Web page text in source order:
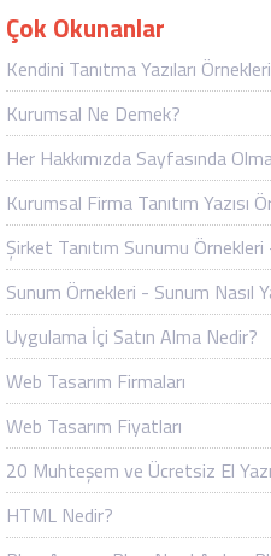
Çok Okunanlar
Kendini Tanıtma Yazıları Örnekleri
Kurumsal Ne Demek?
Her Hakkımızda Sayfasında
Kurumsal Firma Tanıtım Yazısı
Şirket Tanıtım Sunumu
Sunum Örnekleri - Sunum Nasıl
Uygulama İçi Satın Alma Nedir?
Web Tasarım Firmaları
Web Tasarım Fiyatları
20 Muhteşem ve Ücretsiz El
HTML Nedir?